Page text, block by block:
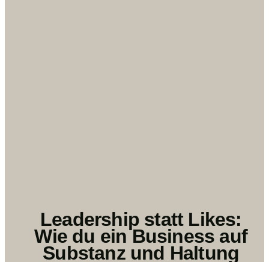
Leadership statt Likes:
Wie du ein Business auf
Substanz und Haltung